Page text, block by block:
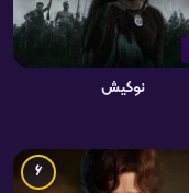
نوکیش
6